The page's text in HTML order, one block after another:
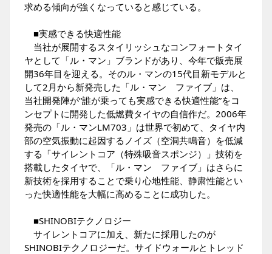
求める傾向が強くなっていると感じている。
■実感できる快適性能
当社が展開するスタイリッシュなコンフォートタイ
ヤとして「ル・マン」ブランドがあり、今年で販売展
開36年目を迎える。そのル・マンの15代目新モデルと
して2月から新発売した「ル・マン ファイブ」は、
当社開発陣が“誰が乗っても実感できる快適性能”をコ
ンセプトに開発した低燃費タイヤの自信作だ。2006年
発売の「ル・マンLM703」は世界で初めて、タイヤ内
部の空気振動に起因するノイズ（空洞共鳴音）を低減
する「サイレントコア（特殊吸音スポンジ）」技術を
搭載したタイヤで、「ル・マン ファイブ」はさらに
新技術を採用することで乗り心地性能、静粛性能とい
った快適性能を大幅に高めることに成功した。
■SHINOBIテクノロジー
サイレントコアに加え、新たに採用したのが
SHINOBIテクノロジーだ。サイドウォールとトレッド